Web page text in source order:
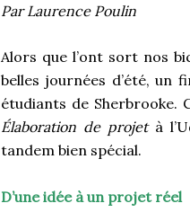
Par Laurence Poulin
Alors que l’ont sort nos
belles journées d’été, un
étudiants de Sherbrooke.
Élaboration de projetà
tandem bien spécial.
D’une idée à un projet réel